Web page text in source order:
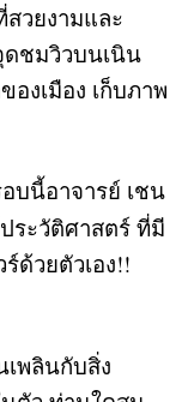
วยงามและ
ชมวิวบนเนิน
องเมือง เก็บภาพ
บนี้อาจารย์ เชน
ระวัติศาสตร์ ที่มี
ด้วยตัวเอง!!
พลินกับสิ่ง